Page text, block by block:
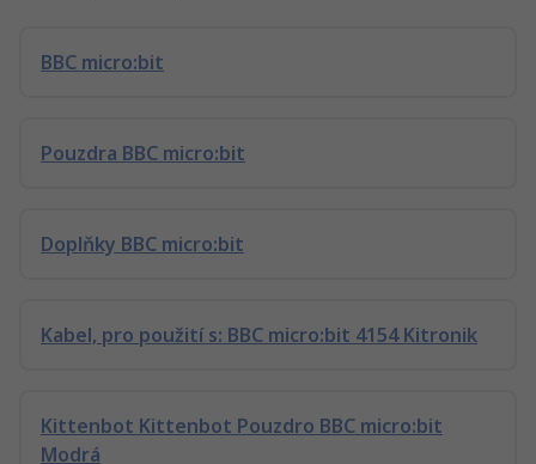
BBC micro:bit
Pouzdra BBC micro:bit
Doplňky BBC micro:bit
Kabel, pro použití s: BBC micro:bit 4154 Kitronik
Kittenbot Kittenbot Pouzdro BBC micro:bit
Modrá